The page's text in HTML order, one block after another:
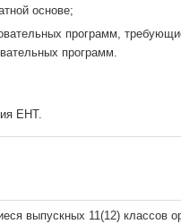
основе;
программ,
программ.
ЕНТ.
выпускных 11(12) классов